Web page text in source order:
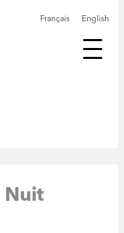
English
Français
Nuit